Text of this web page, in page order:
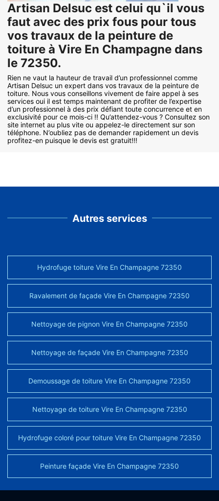
Artisan Delsuc est celui qu`il vous
faut avec des prix fous pour tous
vos travaux de la peinture de
toiture à Vire En Champagne dans
le 72350.
Rien ne vaut la hauteur de travail d’un professionnel comme
Artisan Delsuc un expert dans vos travaux de la peinture de
toiture. Nous vous conseillons vivement de faire appel à ses
services oui il est temps maintenant de profiter de l’expertise
d’un professionnel à des prix défiant toute concurrence et en
exclusivité pour ce mois-ci !! Qu’attendez-vous ? Consultez son
site internet au plus vite ou appelez-le directement sur son
téléphone. N’oubliez pas de demander rapidement un devis
profitez-en puisque le devis est gratuit!!!
Autres services
Hydrofuge toiture Vire En Champagne 72350
Ravalement de façade Vire En Champagne 72350
Nettoyage de pignon Vire En Champagne 72350
Nettoyage de façade Vire En Champagne 72350
Demoussage de toiture Vire En Champagne 72350
Nettoyage de toiture Vire En Champagne 72350
Hydrofuge coloré pour toiture Vire En Champagne 72350
Peinture façade Vire En Champagne 72350